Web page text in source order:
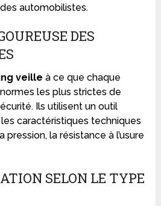
automobilistes.
DES
veille à ce que chaque
les plus strictes de
Ils utilisent un outil
caractéristiques techniques
la résistance à l’usure
SELON LE TYPE